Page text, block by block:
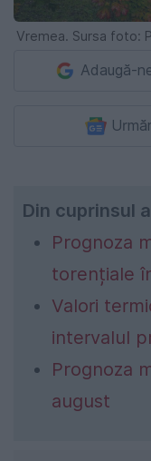
Vremea. Sursa foto:
Adaugă-
Din cuprinsul
Prognoza
torențiale
Valori
intervalul
Prognoza
august